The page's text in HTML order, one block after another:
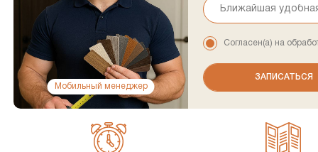
Мобильный менеджер
Согласен(а) на